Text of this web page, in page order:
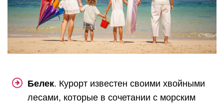
Белек. Курорт известен своими хвойными
лесами, которые в сочетании с морским